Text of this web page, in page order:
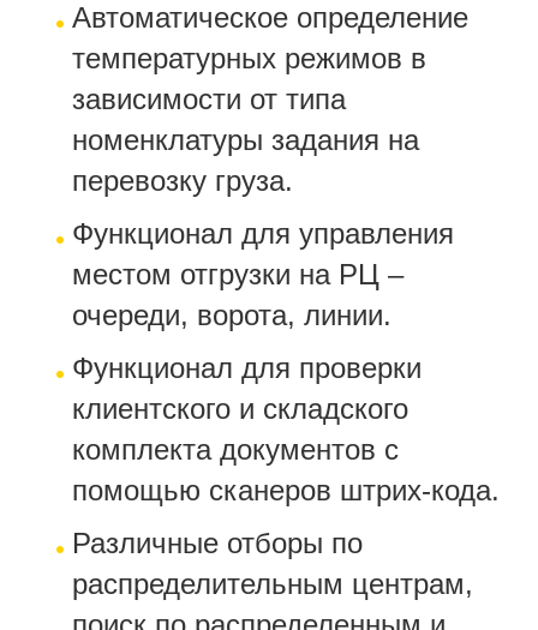
Автоматическое определение
температурных режимов в
зависимости от типа
номенклатуры задания на
перевозку груза.
Функционал для управления
местом отгрузки на РЦ –
очереди, ворота, линии.
Функционал для проверки
клиентского и складского
комплекта документов с
помощью сканеров штрих-кода.
Различные отборы по
распределительным центрам,